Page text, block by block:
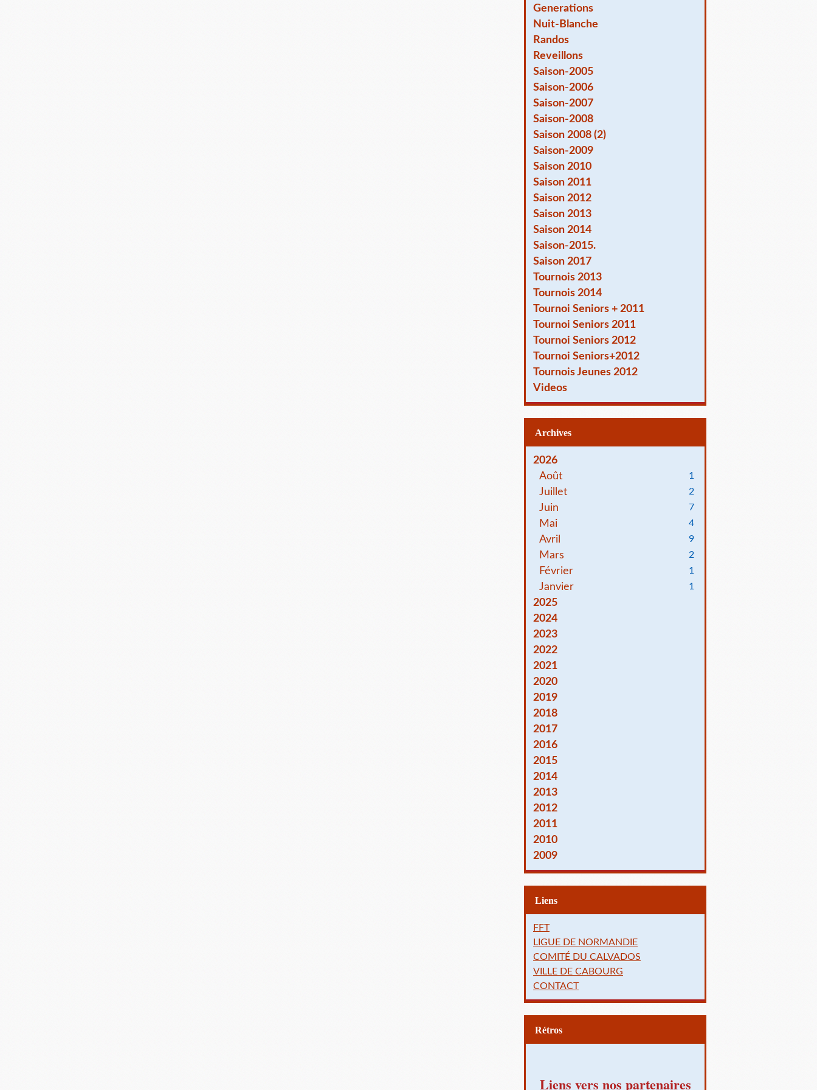
Generations
Nuit-Blanche
Randos
Reveillons
Saison-2005
Saison-2006
Saison-2007
Saison-2008
Saison 2008 (2)
Saison-2009
Saison 2010
Saison 2011
Saison 2012
Saison 2013
Saison 2014
Saison-2015.
Saison 2017
Tournois 2013
Tournois 2014
Tournoi Seniors + 2011
Tournoi Seniors 2011
Tournoi Seniors 2012
Tournoi Seniors+2012
Tournois Jeunes 2012
Videos
Archives
2026
Août
1
Juillet 2
Juin 7
Mai 4
Avril 9
Mars 2
Février 1
Janvier 1
2025
2024
2023
2022
2021
2020
2019
2018
2017
2016
2015
2014
2013
2012
2011
2010
2009
Liens
FFT
LIGUE DE NORMANDIE
COMITÉ DU CALVADOS
VILLE DE CABOURG
CONTACT
Rétros
Liens vers nos partenaires